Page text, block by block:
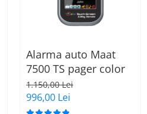
Alarma auto Maat
7500 TS pager color
1.150,00 Lei
996,00 Lei